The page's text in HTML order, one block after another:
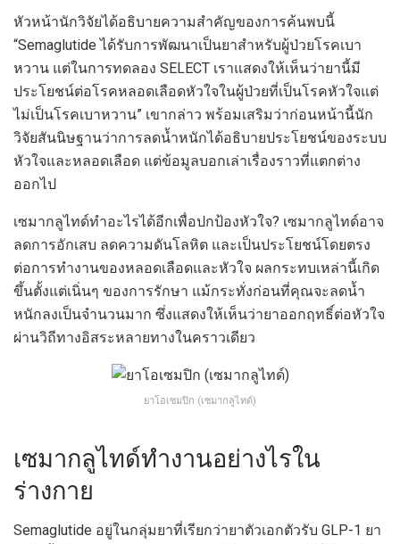
หัวหน้านักวิจัยได้อธิบายความสำคัญของการค้นพบนี้
“Semaglutide ได้รับการพัฒนาเป็นยาสำหรับผู้ป่วยโรคเบา
หวาน แต่ในการทดลอง SELECT เราแสดงให้เห็นว่ายานี้มี
ประโยชน์ต่อโรคหลอดเลือดหัวใจในผู้ป่วยที่เป็นโรคหัวใจแต่
ไม่เป็นโรคเบาหวาน” เขากล่าว พร้อมเสริมว่าก่อนหน้านี้นัก
วิจัยสันนิษฐานว่าการลดน้ำหนักได้อธิบายประโยชน์ของระบบ
หัวใจและหลอดเลือด แต่ข้อมูลบอกเล่าเรื่องราวที่แตกต่าง
ออกไป
เซมากลูไทด์ทำอะไรได้อีกเพื่อปกป้องหัวใจ? เซมากลูไทด์อาจ
ลดการอักเสบ ลดความดันโลหิต และเป็นประโยชน์โดยตรง
ต่อการทำงานของหลอดเลือดและหัวใจ ผลกระทบเหล่านี้เกิด
ขึ้นตั้งแต่เนิ่นๆ ของการรักษา แม้กระทั่งก่อนที่คุณจะลดน้ำ
หนักลงเป็นจำนวนมาก ซึ่งแสดงให้เห็นว่ายาออกฤทธิ์ต่อหัวใจ
ผ่านวิถีทางอิสระหลายทางในคราวเดียว
ยาโอเซมปิก (เซมากลูไทด์)
เซมากลูไทด์ทำงานอย่างไรใน
ร่างกาย
Semaglutide อยู่ในกลุ่มยาที่เรียกว่ายาตัวเอกตัวรับ GLP-1 ยา